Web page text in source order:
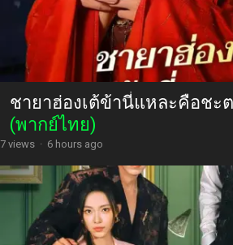
ชายาฮ่องเต้ข้านี่แหละคือชะ
(พากย์ไทย)
7 views · 6 hours ago